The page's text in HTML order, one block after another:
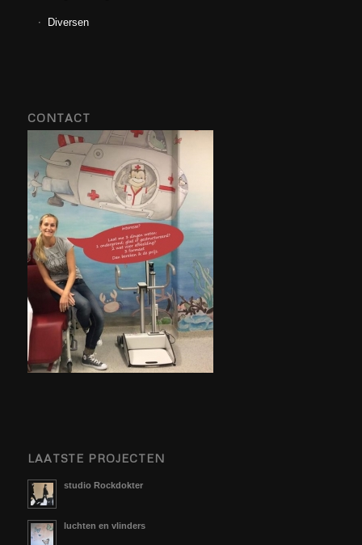
Diversen
CONTACT
LAATSTE PROJECTEN
studio Rockdokter
luchten en vlinders